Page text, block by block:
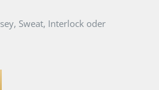
Sweat, Interlock oder